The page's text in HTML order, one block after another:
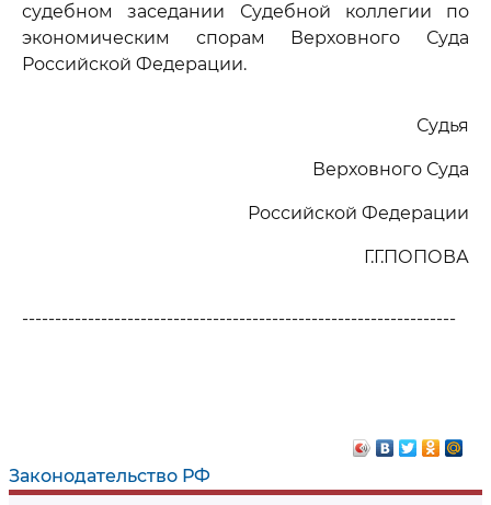
Законодательство РФ
судебном заседании Судебной коллегии по
экономическим спорам Верховного Суда
Российской Федерации.
Судья
Верховного Суда
Российской Федерации
Г.Г.ПОПОВА
------------------------------------------------------------------